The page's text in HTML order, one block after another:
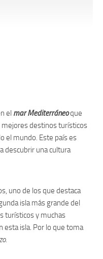
el mar Mediterráneoque
mejores destinos turísticos
el mundo. Este país es
descubrir una cultura
uno de los que destaca
isla más grande del
turísticos y muchas
esta isla. Por lo que toma
.